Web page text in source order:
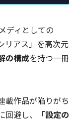
ディとしての
リアス」を高次元
の構成を持つ一冊
載作品が陥りがち
避し、
「設定の